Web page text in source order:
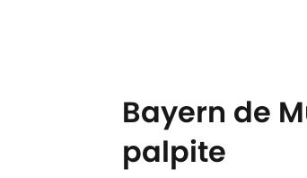
Bayern de
palpite